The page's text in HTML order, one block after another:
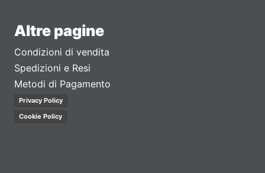
Altre pagine
Condizioni di vendita
Spedizioni e Resi
Metodi di Pagamento
Privacy Policy
Cookie Policy